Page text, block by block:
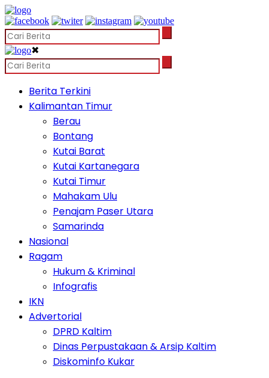
✖
Berita Terkini
Kalimantan Timur
Berau
Bontang
Kutai Barat
Kutai Kartanegara
Kutai Timur
Mahakam Ulu
Penajam Paser Utara
Samarinda
Nasional
Ragam
Hukum & Kriminal
Infografis
IKN
Advertorial
DPRD Kaltim
Dinas Perpustakaan & Arsip Kaltim
Diskominfo Kukar